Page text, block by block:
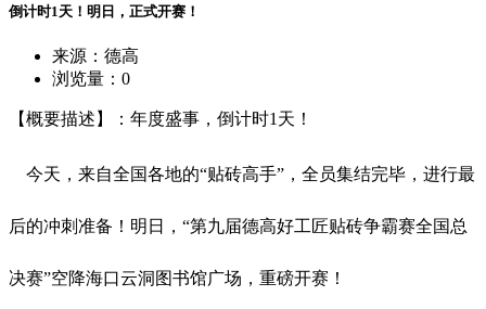
倒计时1天！明日，正式开赛！
来源：德高
浏览量： 0
【概要描述】：年度盛事，倒计时1天！
今天，来自全国各地的“贴砖高手”，全员集结完毕，进行最
后的冲刺准备！明日，“第九届德高好工匠贴砖争霸赛全国总
决赛”空降海口云洞图书馆广场，重磅开赛！